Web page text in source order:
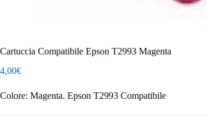
Cartuccia Compatibile Epson T2993 Magenta
4,00€
Colore: Magenta. Epson T2993 Compatibile